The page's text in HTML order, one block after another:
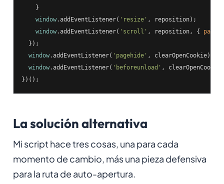
    }
window.addEventListener( 'resize' , reposition);
window.addEventListener( 'scroll' , reposition, {
  });
window.addEventListener( 'pagehide' , clearOpenCookie);
window.addEventListener( 'beforeunload' ,
})();
La solución alternativa
Mi script hace tres cosas, una para cada
momento de cambio, más una pieza defensiva
para la ruta de auto-apertura.